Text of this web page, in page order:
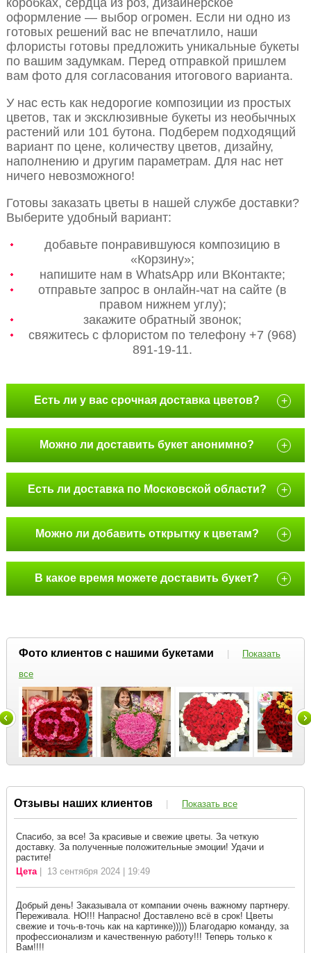
оформление — выбор огромен. Если ни одно из
готовых решений вас не впечатлило, наши
флористы готовы предложить уникальные букеты
по вашим задумкам. Перед отправкой пришлем
вам фото для согласования итогового варианта.
У нас есть как недорогие композиции из простых
цветов, так и эксклюзивные букеты из необычных
растений или 101 бутона. Подберем подходящий
вариант по цене, количеству цветов, дизайну,
наполнению и другим параметрам. Для нас нет
ничего невозможного!
Готовы заказать цветы в нашей службе доставки?
Выберите удобный вариант:
добавьте понравившуюся композицию в
«Корзину»;
напишите нам в WhatsApp или ВКонтакте;
отправьте запрос в онлайн-чат на сайте (в
правом нижнем углу);
закажите обратный звонок;
свяжитесь с флористом по телефону +7 (968)
891-19-11.
Есть ли у вас срочная доставка цветов? +
Можно ли доставить букет анонимно? +
Есть ли доставка по Московской области? +
Можно ли добавить открытку к цветам? +
В какое время можете доставить букет? +
Фото клиентов с нашими букетами |
Показать
все
Отзывы наших клиентов | Показать все
Спасибо, за все! За красивые и свежие цветы. За четкую
доставку. За полученные положительные эмоции! Удачи и
растите!
Цета| 13 сентября 2024 | 19:49
Добрый день! Заказывала от компании очень важному партнеру.
Переживала. НО!!! Напрасно! Доставлено всё в срок! Цветы
свежие и точь-в-точь как на картинке))))) Благодарю команду, за
профессионализм и качественную работу!!! Теперь только к
Вам!!!!